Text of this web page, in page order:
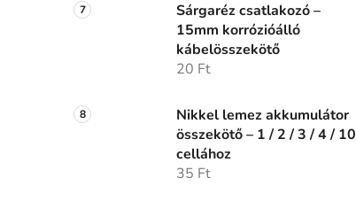
Sárgaréz csatlakozó –
15mm korrózióálló
kábelösszekötő
20 Ft
Nikkel lemez akkumulátor
összekötő – 1 / 2 / 3 / 4 / 10
cellához
35 Ft